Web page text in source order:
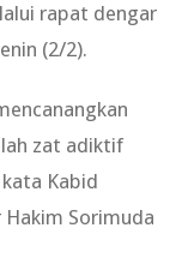
rapat dengar
(2/2).
zat adiktif
Kabid
Sorimuda